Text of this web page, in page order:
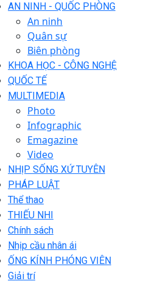
AN NINH - QUỐC PHÒNG
An ninh
Quân sự
Biên phòng
KHOA HỌC - CÔNG NGHỆ
QUỐC TẾ
MULTIMEDIA
Photo
Infographic
Emagazine
Video
NHỊP SỐNG XỨ TUYÊN
PHÁP LUẬT
Thể thao
THIẾU NHI
Chính sách
Nhịp cầu nhân ái
ỐNG KÍNH PHÓNG VIÊN
Giải trí